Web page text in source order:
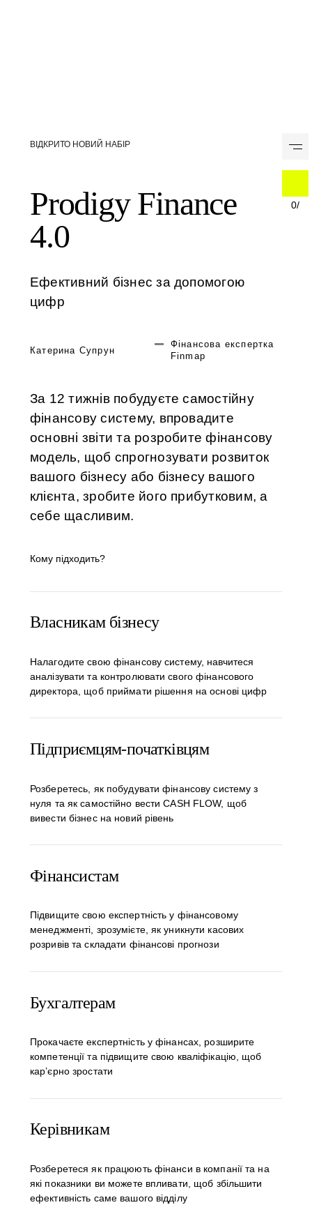
0/
ВІДКРИТО НОВИЙ НАБІР
Prodigy Finance
4.0
Ефективний бізнес за допомогою
цифр
Катерина Супрун
Фінансова експертка
Finmap
За 12 тижнів побудуєте самостійну
фінансову систему, впровадите
основні звіти та розробите фінансову
модель, щоб спрогнозувати розвиток
вашого бізнесу або бізнесу вашого
клієнта, зробите його прибутковим, а
себе щасливим.
Кому підходить?
Власникам бізнесу
Налагодите свою фінансову систему, навчитеся
аналізувати та контролювати свого фінансового
директора, щоб приймати рішення на основі цифр
Підприємцям-початківцям
Розберетесь, як побудувати фінансову систему з
нуля та як самостійно вести CASH FLOW, щоб
вивести бізнес на новий рівень
Фінансистам
Підвищите свою експертність у фінансовому
менеджменті, зрозумієте, як уникнути касових
розривів та складати фінансові прогнози
Бухгалтерам
Прокачаєте експертність у фінансах, розширите
компетенції та підвищите свою кваліфікацію, щоб
кар’єрно зростати
Керівникам
Розберетеся як працюють фінанси в компанії та на
які показники ви можете впливати, щоб збільшити
ефективність саме вашого відділу